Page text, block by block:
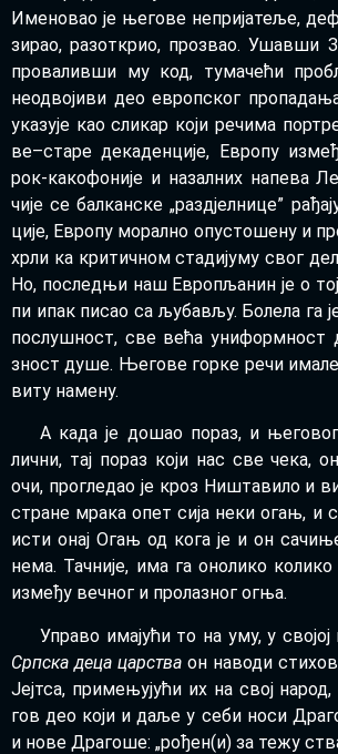
Име­но­вао је ње­го­ве не­при­ја­те­ље,
зи­рао, раз­от­крио, про­звао. Ушав­ши
про­ва­лив­ши му код, ту­ма­че­ћи
нео­дво­ји­ви део европ­ског
ука­зу­је као сли­кар ко­ји ре­чи­ма
ве–ста­ре дека­ден­ци­је, Евро­пу
рок-ка­ко­фо­ни­је и на­зал­них на­пе­ва
чи­је се бал­кан­ске „раз­дјел­ни­це”
ци­је, Евро­пу мо­рал­но опу­сто­ше­ну и
хр­ли ка кри­тич­ном ста­ди­ју­му свог
Но, по­след­њи наш Евро­пља­нин је о
пи ипак пи­сао са љу­ба­вљу. Бо­ле­ла га
по­слу­шност, све ве­ћа уни­форм­ност
зност ду­ше. Ње­го­ве гор­ке ре­чи
ви­ту на­ме­ну.
А ка­да је до­шао по­раз, и
лич­ни, тај по­раз ко­ји нас све че­ка,
очи, про­гле­дао је кроз Ни­шта­ви­ло и
стра­не мра­ка опет си­ја не­ки огањ, и
исти онај Огањ од ко­га је и он
не­ма. Тач­ни­је, има га оно­ли­ко
из­ме­ђу веч­ног и про­ла­зног ог­ња.
Упра­во има­ју­ћи то на уму, у
Срп­ска де­ца цар­ства он на­во­ди
Јеј­тса, при­ме­њу­ју­ћи их на свој
гов део ко­ји и да­ље у се­би но­си
и но­ве Дра­го­ше: „ро­ђен(и) за те­жу